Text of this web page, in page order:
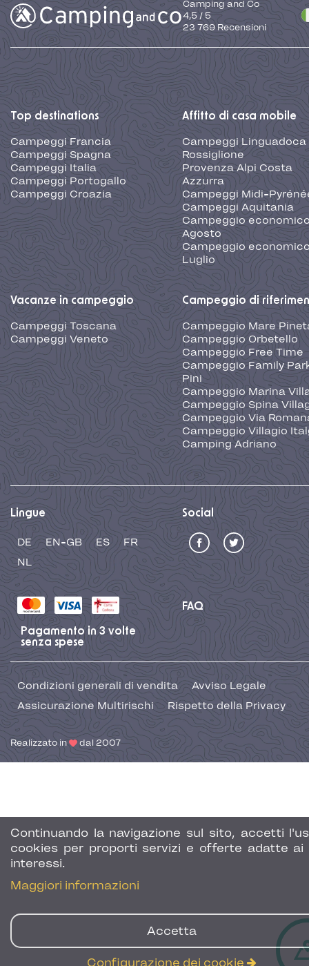
Continuando la navigazione sul sito, accetti
cookies per proporti servizi e offerte adatte ai
interessi.
Maggiori informazioni
Accetta
Configurazione dei cookie
Camping and Co
4,5 / 5
23 769 Recensioni
Top destinations
Campeggi Francia
Campeggi Spagna
Campeggi Italia
Campeggi Portogallo
Campeggi Croazia
Affitto di casa mobile
Campeggi Linguadoca
Rossiglione
Provenza Alpi Costa
Azzurra
Campeggi Midi-
Campeggi Aquitania
Campeggio
Agosto
Campeggio
Luglio
Vacanze in campeggio
Campeggi Toscana
Campeggi Veneto
Campeggio di
Campeggio Mare
Campeggio Orbetello
Campeggio Free Time
Campeggio Family
Pini
Campeggio Marina
Campeggio Spina
Campeggio Via
Campeggio Villagio
Camping Adriano
Lingue
DE EN-GB ES
FR
NL
Social
FAQ
Pagamento in 3 volte
senza spese
Condizioni generali di vendita
Avviso Legale
Assicurazione Multirischi
Rispetto della Privacy
Realizzato in dal 2007